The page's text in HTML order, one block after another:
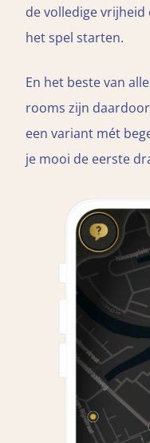
de volledige
het spel starten.
En het beste van
rooms zijn
een variant mét
je mooi de eerste